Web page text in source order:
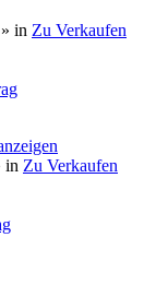
in Zu Verkaufen
in Zu Verkaufen